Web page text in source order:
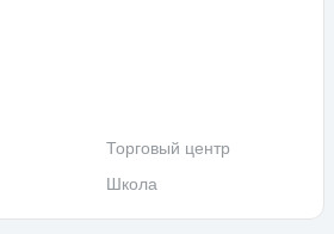
Торговый центр
Школа